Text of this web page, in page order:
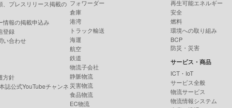
、プレスリリース掲載の
情報の掲載申込み
登録
い合わせ
方針
誌公式YouTubeチャンネ
フォワーダー
倉庫
港湾
トラック輸送
海運
航空
鉄道
物流子会社
静脈物流
災害物流
食品物流
EC物流
再生可能エネルギー
安全
燃料
環境への取り組み
BCP
防災・災害
サービス・商品
ICT・IoT
サービス全般
物流サービス
物流情報システム